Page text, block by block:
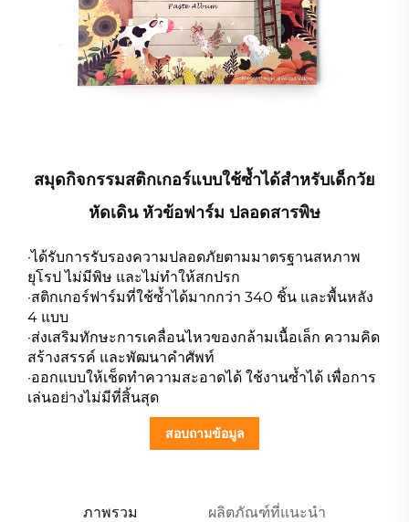
สมุดกิจกรรมสติกเกอร์แบบใช้ซ้ำได้สำหรับเด็กวัย
หัดเดิน หัวข้อฟาร์ม ปลอดสารพิษ
·ได้รับการรับรองความปลอดภัยตามมาตรฐานสหภาพ
ยุโรป ไม่มีพิษ และไม่ทำให้สกปรก
·สติกเกอร์ฟาร์มที่ใช้ซ้ำได้มากกว่า 340 ชิ้น และพื้นหลัง
4 แบบ
·ส่งเสริมทักษะการเคลื่อนไหวของกล้ามเนื้อเล็ก ความคิด
สร้างสรรค์ และพัฒนาคำศัพท์
·ออกแบบให้เช็ดทำความสะอาดได้ ใช้งานซ้ำได้ เพื่อการ
เล่นอย่างไม่มีที่สิ้นสุด
สอบถามข้อมูล
ภาพรวม ผลิตภัณฑ์ที่แนะนำ